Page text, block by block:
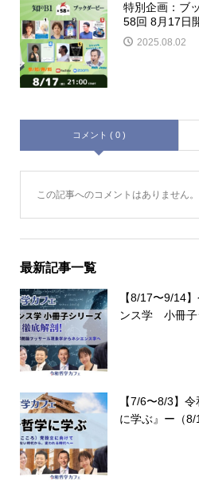
特別企画：ブ
58回 8月17日
2025.08.02
コメント ( 0 )
この記事へのコメントはありません。
最新記事一覧
【8/17〜9/14
ンス学 小冊子
【7/6〜8/3】
に学ぶ』ー（8/